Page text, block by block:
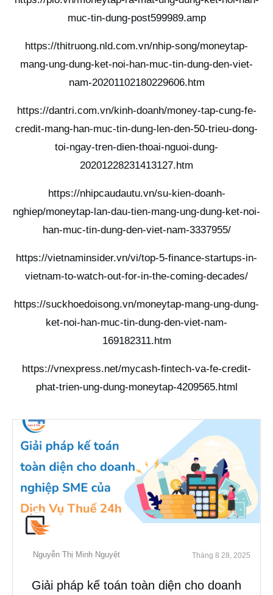
muc-tin-dung-post599989.amp
https://thitruong.nld.com.vn/nhip-song/moneytap-
mang-ung-dung-ket-noi-han-muc-tin-dung-den-viet-
nam-20201102180229606.htm
https://dantri.com.vn/kinh-doanh/money-tap-cung-fe-
credit-mang-han-muc-tin-dung-len-den-50-trieu-dong-
toi-ngay-tren-dien-thoai-nguoi-dung-
20201228231413127.htm
https://nhipcaudautu.vn/su-kien-doanh-
nghiep/moneytap-lan-dau-tien-mang-ung-dung-ket-noi-
han-muc-tin-dung-den-viet-nam-3337955/
https://vietnaminsider.vn/vi/top-5-finance-startups-in-
vietnam-to-watch-out-for-in-the-coming-decades/
https://suckhoedoisong.vn/moneytap-mang-ung-dung-
ket-noi-han-muc-tin-dung-den-viet-nam-
169182311.htm
https://vnexpress.net/mycash-fintech-va-fe-credit-
phat-trien-ung-dung-moneytap-4209565.html
Nguyễn Thị Minh Nguyệt Tháng 8 28, 2025
Giải pháp kế toán toàn diện cho doanh